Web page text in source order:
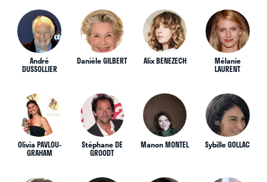
André
DUSSOLLIER
Danièle GILBERT Alix BENEZECH Mélanie
LAURENT
Olivia PAVLOU-
GRAHAM
Stéphane DE
GROODT
Manon MONTEL Sybille GOLLAC